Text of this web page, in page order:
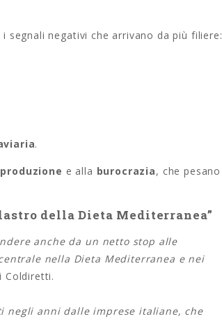
negativi che arrivano da più filiere:
.
e alla burocrazia, che pesano
della Dieta Mediterranea”
anche da un netto stop alle
nella Dieta Mediterranea e nei
Coldiretti.
negli anni dalle imprese italiane, che